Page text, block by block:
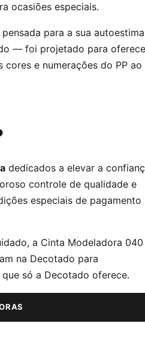
ocasiões especiais.
para a sua
— foi projetado para
e numerações do PP ao
dedicados a elevar a
controle de qualidade e
especiais de pagamento
a Cinta Modeladora
na Decotado para
só a Decotado oferece.